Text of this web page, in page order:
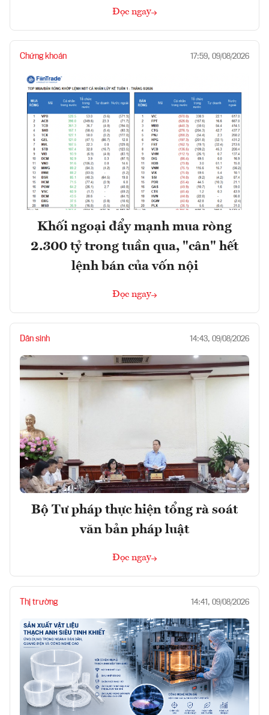
Đọc ngay
Chứng khoán 17:59, 09/08/2026
Khối ngoại đẩy mạnh mua ròng
2.300 tỷ trong tuần qua, "cân" hết
lệnh bán của vốn nội
Đọc ngay
Dân sinh 14:43, 09/08/2026
Bộ Tư pháp thực hiện tổng rà soát
văn bản pháp luật
Đọc ngay
Thị trường 14:41, 09/08/2026